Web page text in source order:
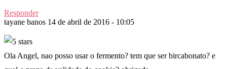
Responder
tayane banos 14 de abril de 2016 - 10:05
Ola Angel, nao posso usar o fermento? tem que ser bircabonato? e